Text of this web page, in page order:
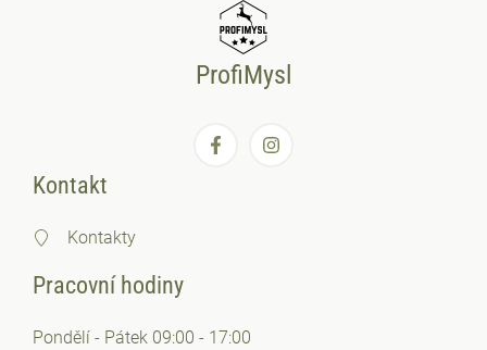
ProfiMysl
Kontakt
Kontakty
Pracovní hodiny
Pondělí - Pátek 09:00 - 17:00